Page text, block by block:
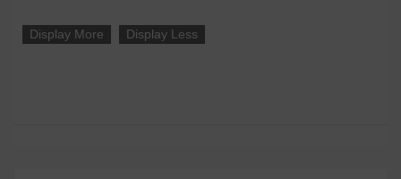
Display More Display Less